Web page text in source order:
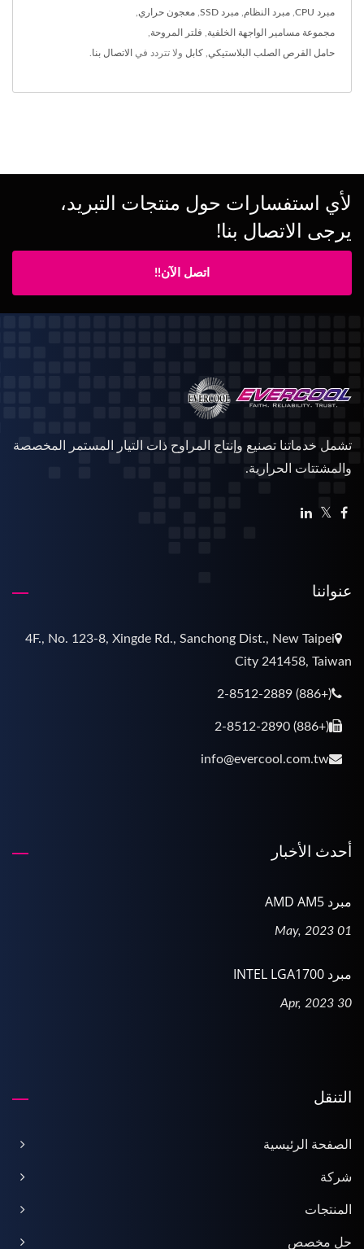
مبرد CPU مبرد النظام مبرد SSD معجون حراري
مجموعة مسامير الواجهة الخلفية فلتر المروحة
حامل القرص الصلب البلاستيكي كابل ولا تتردد في الاتصال بنا
لأي استفسارات حول منتجات التبريد،
يرجى الاتصال بنا!
اتصل الآن!!
تشمل خدماتنا تصنيع وإنتاج المراوح ذات التيار المستمر المخصصة
والمشتتات الحرارية.
عنواننا
4F., No. 123-8, Xingde Rd., Sanchong Dist., New Taipei
City 241458, Taiwan
(+886) 2-8512-2889
(+886) 2-8512-2890
info@evercool.com.tw
أحدث الأخبار
مبرد AMD AM5
01 May, 2023
مبرد INTEL LGA1700
30 Apr, 2023
التنقل
الصفحة الرئيسية
شركة
المنتجات
حل مخصص